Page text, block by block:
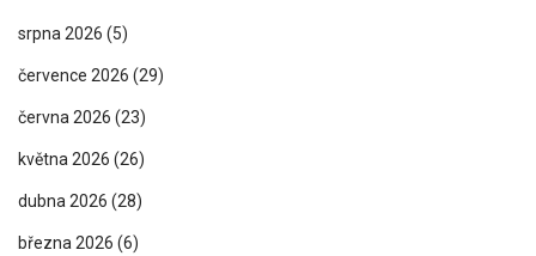
srpna 2026 (5)
července 2026 (29)
června 2026 (23)
května 2026 (26)
dubna 2026 (28)
března 2026 (6)